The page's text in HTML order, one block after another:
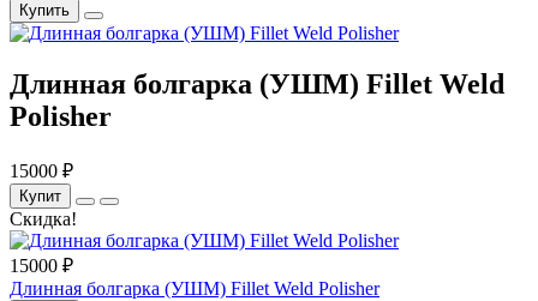
Купить
Длинная болгарка (УШМ) Fillet Weld
Polisher
15000 ₽
Купит
Скидка!
15000 ₽
Длинная болгарка (УШМ) Fillet Weld Polisher